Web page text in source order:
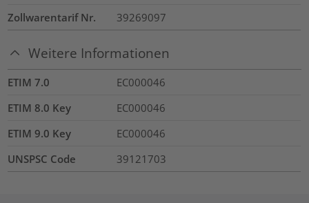
Zollwarentarif Nr. 39269097
Weitere Informationen
ETIM 7.0
EC000046
ETIM 8.0 Key
EC000046
ETIM 9.0 Key
EC000046
UNSPSC Code
39121703